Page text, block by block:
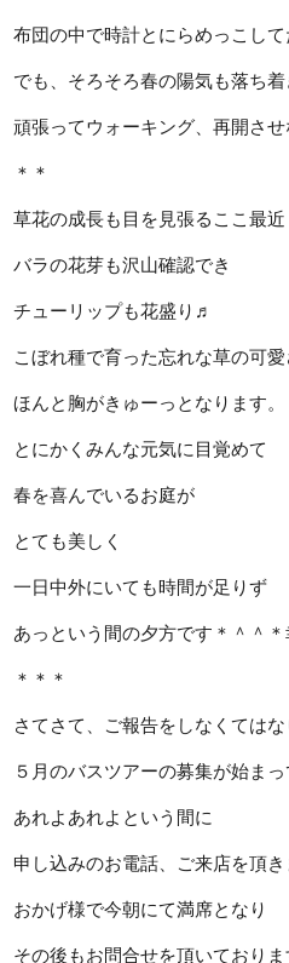
布団の中で時計とにらめっこして
でも、そろそろ春の陽気も落ち
＊＊
草花の成長も目を見張るここ最近
バラの花芽も沢山確認でき
チューリップも花盛り♬
こぼれ種で育った忘れな草の可愛
ほんと胸がきゅーっとなります。
とにかくみんな元気に目覚めて
春を喜んでいるお庭が
とても美しく
一日中外にいても時間が足りず
あっという間の夕方です＊＾＾＊
＊＊＊
さてさて、ご報告をしなくてはな
５月のバスツアーの募集が始まっ
あれよあれよという間に
申し込みのお電話、ご来店を頂き
おかげ様で今朝にて満席となり
その後もお問合せを頂いておりま